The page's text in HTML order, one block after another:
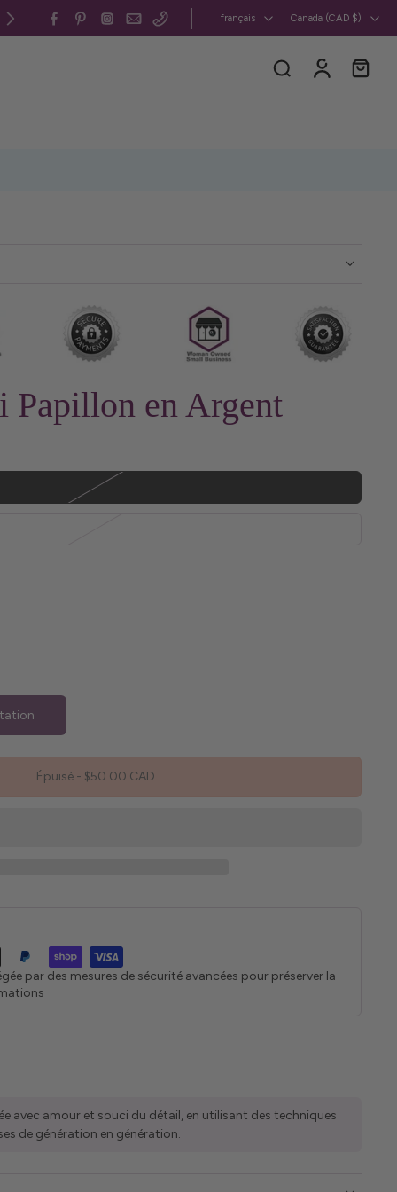
Canada et États-Unis : livraison gratuite
français Canada ‎(CAD $)‎
Papillon en Argent
Épuisé - $50.00 CAD
par des mesures de sécurité avancées pour préserver la
avec amour et souci du détail, en utilisant des techniques
de génération en génération.